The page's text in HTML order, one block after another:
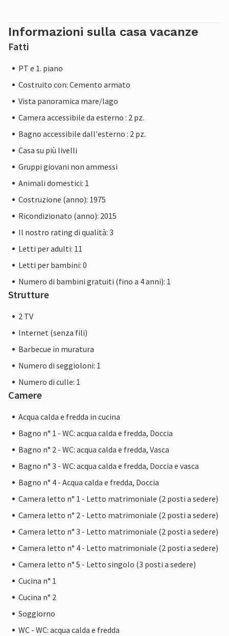
Informazioni sulla casa vacanze
Fatti
PT e 1. piano
Costruito con: Cemento armato
Vista panoramica mare/lago
Camera accessibile da esterno : 2 pz.
Bagno accessibile dall'esterno : 2 pz.
Casa su più livelli
Gruppi giovani non ammessi
Animali domestici: 1
Costruzione (anno): 1975
Ricondizionato (anno): 2015
Il nostro rating di qualità: 3
Letti per adulti: 11
Letti per bambini: 0
Numero di bambini gratuiti (fino a 4 anni): 1
Strutture
2 TV
Internet (senza fili)
Barbecue in muratura
Numero di seggioloni: 1
Numero di culle: 1
Camere
Acqua calda e fredda in cucina
Bagno n° 1 - WC: acqua calda e fredda, Doccia
Bagno n° 2 - WC: acqua calda e fredda, Vasca
Bagno n° 3 - WC: acqua calda e fredda, Doccia e vasca
Bagno n° 4 - Acqua calda e fredda, Doccia
Camera letto n° 1 - Letto matrimoniale (2 posti a sedere)
Camera letto n° 2 - Letto matrimoniale (2 posti a sedere)
Camera letto n° 3 - Letto matrimoniale (2 posti a sedere)
Camera letto n° 4 - Letto matrimoniale (2 posti a sedere)
Camera letto n° 5 - Letto singolo (3 posti a sedere)
Cucina n° 1
Cucina n° 2
Soggiorno
WC - WC: acqua calda e fredda